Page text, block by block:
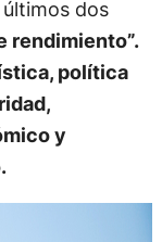
dos
rendimiento”.
política
y